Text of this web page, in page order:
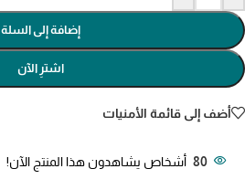
إضافة إلى السلة
اشترِ الآن
أضف إلى قائمة الأمنيات
80 أشخاص يشاهدون هذا المنتج الآن!